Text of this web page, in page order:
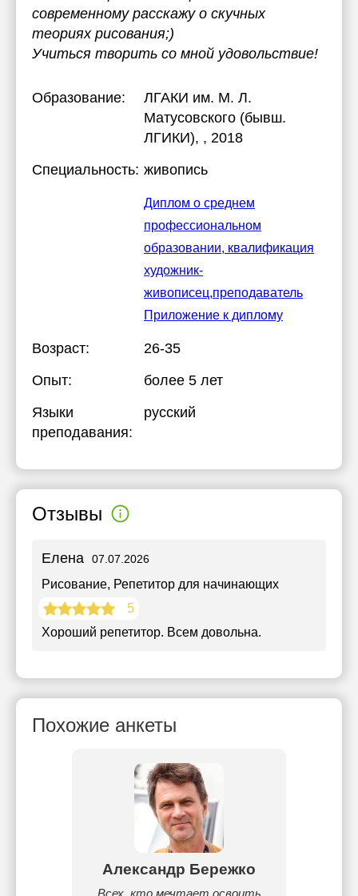
современному расскажу о скучных
теориях рисования;)
Учиться творить со мной удовольствие!
Образование:
ЛГАКИ им. М. Л.
Матусовского (бывш.
ЛГИКИ), , 2018
Специальность: живопись
Диплом о среднем
профессиональном
образовании, квалификация
художник-
живописец,преподаватель
Приложение к диплому
Возраст:
26-35
Опыт:
более 5 лет
Языки
преподавания:
русский
Отзывы
Елена 07.07.2026
Рисование, Репетитор для начинающих
5
Хороший репетитор. Всем довольна.
Похожие анкеты
Александр Бережко
Всех, кто мечтает освоить